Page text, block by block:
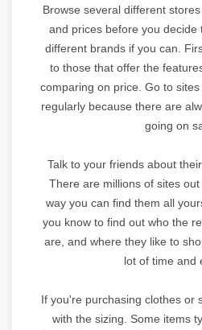
Browse several different
and prices before you decide
different brands if you can.
to those that offer the
comparing on price. Go to
regularly because there are
going on
Talk to your friends about
There are millions of sites
way you can find them all
you know to find out who the
are, and where they like to
lot of time and
If you're purchasing clothes or
with the sizing. Some items